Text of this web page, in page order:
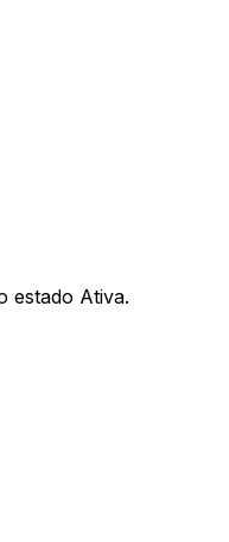
estado Ativa.